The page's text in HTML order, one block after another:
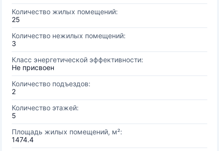
Количество жилых помещений:
25
Количество нежилых помещений:
3
Класс энергетической эффективности:
Не присвоен
Количество подъездов:
2
Количество этажей:
5
Площадь жилых помещений, м²:
1474.4